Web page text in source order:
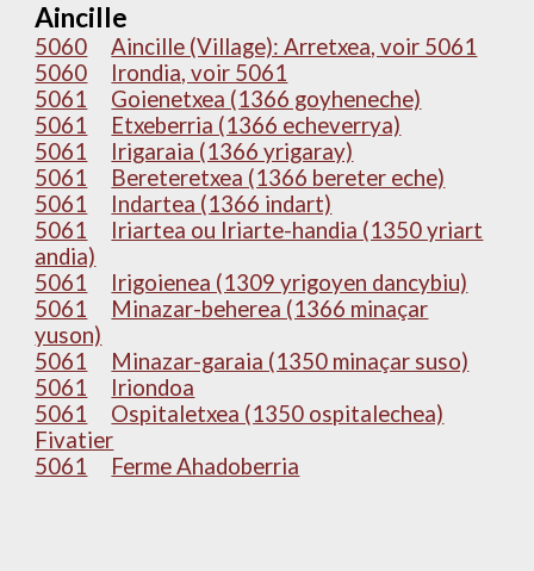
Aincille
5060
Aincille (Village): Arretxea, voir 5061
5060
Irondia, voir 5061
5061
Goienetxea (1366 goyheneche)
5061
Etxeberria (1366 echeverrya)
5061
Irigaraia (1366 yrigaray)
5061
Bereteretxea (1366 bereter eche)
5061
Indartea (1366 indart)
5061
Iriartea ou Iriarte-handia (1350 yriart
andia)
5061
Irigoienea (1309 yrigoyen dancybiu)
5061
Minazar-beherea (1366 minaçar
yuson)
5061
Minazar-garaia (1350 minaçar suso)
5061
Iriondoa
5061
Ospitaletxea (1350 ospitalechea)
Fivatier
5061
Ferme Ahadoberria